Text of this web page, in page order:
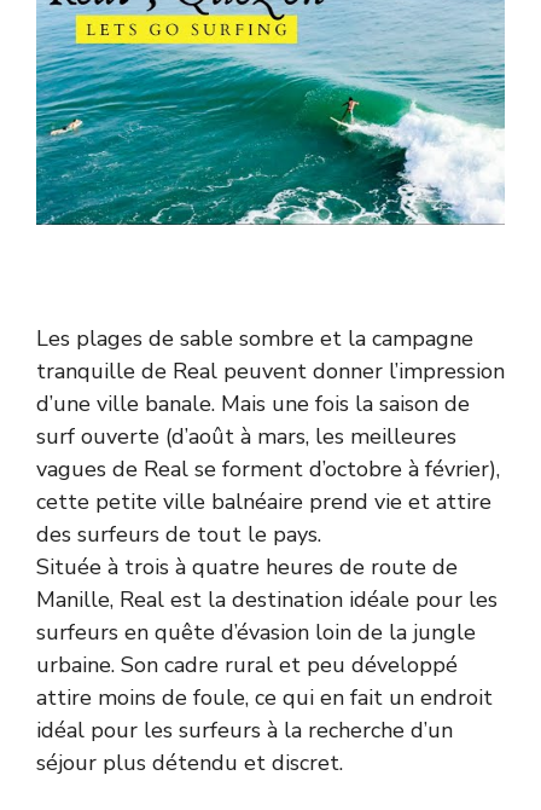
Les plages de sable sombre et la campagne
tranquille de Real peuvent donner l’impression
d’une ville banale. Mais une fois la saison de
surf ouverte (d’août à mars, les meilleures
vagues de Real se forment d’octobre à février),
cette petite ville balnéaire prend vie et attire
des surfeurs de tout le pays.
Située à trois à quatre heures de route de
Manille, Real est la destination idéale pour les
surfeurs en quête d’évasion loin de la jungle
urbaine. Son cadre rural et peu développé
attire moins de foule, ce qui en fait un endroit
idéal pour les surfeurs à la recherche d’un
séjour plus détendu et discret.